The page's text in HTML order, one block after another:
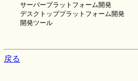
サーバープラットフォーム開発
デスクトッププラットフォーム開発
開発ツール
戻る